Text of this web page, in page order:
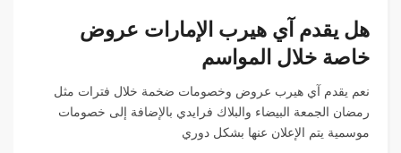
هل يقدم آي هيرب الإمارات عروض
خاصة خلال المواسم
نعم يقدم آي هيرب عروض وخصومات ضخمة خلال فترات مثل
رمضان الجمعة البيضاء والبلاك فرايدي بالإضافة إلى خصومات
موسمية يتم الإعلان عنها بشكل دوري